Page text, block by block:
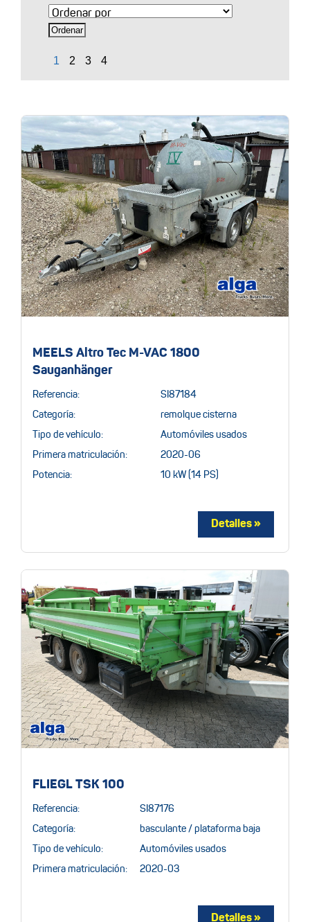
MEELS Altro Tec M-VAC 1800
Sauganhänger
Referencia: SI87184
Categoría: remolque cisterna
Tipo de vehículo: Automóviles usados
Primera matriculación: 2020-06
Potencia: 10 kW (14 PS)
FLIEGL TSK 100
Referencia: SI87176
Categoría: basculante / plataforma baja
Tipo de vehículo: Automóviles usados
Primera matriculación: 2020-03